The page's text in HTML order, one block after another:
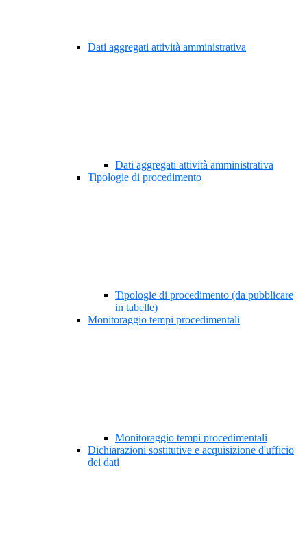
Dati aggregati attività amministrativa
Dati aggregati attività amministrativa
Tipologie di procedimento
Tipologie di procedimento (da pubblicare
in tabelle)
Monitoraggio tempi procedimentali
Monitoraggio tempi procedimentali
Dichiarazioni sostitutive e acquisizione d'ufficio
dei dati